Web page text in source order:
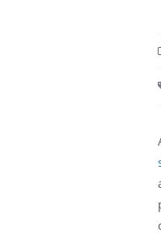
Fatigue,
même
carence